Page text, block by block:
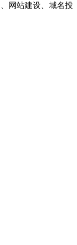
网站建设、域名投